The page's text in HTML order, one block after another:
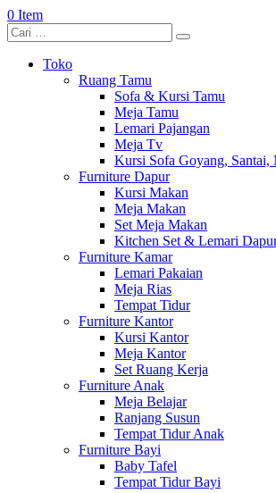
0 Item
Toko
Ruang Tamu
Sofa & Kursi Tamu
Meja Tamu
Lemari Pajangan
Meja Tv
Kursi Sofa Goyang, Santai,
Furniture Dapur
Kursi Makan
Meja Makan
Set Meja Makan
Kitchen Set & Lemari
Furniture Kamar
Lemari Pakaian
Meja Rias
Tempat Tidur
Furniture Kantor
Kursi Kantor
Meja Kantor
Set Ruang Kerja
Furniture Anak
Meja Belajar
Ranjang Susun
Tempat Tidur Anak
Furniture Bayi
Baby Tafel
Tempat Tidur Bayi